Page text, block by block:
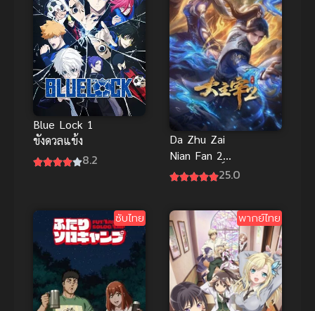
Blue Lock 1
ขังดวลแข้ง
8.2
Da Zhu Zai
Nian Fan 2
ศึกจักรพรรดิ์
ไทย
25.0
ซับไทย พากย์ไทย